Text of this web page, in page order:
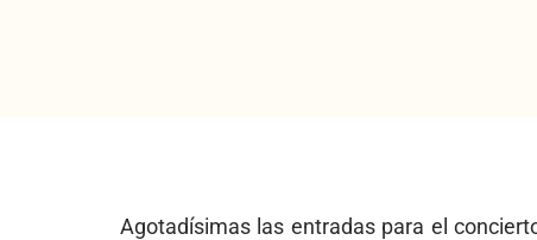
Agotadísimas las entradas para el